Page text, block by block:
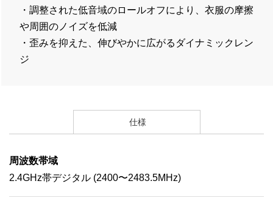
・調整された低音域のロールオフにより、衣服の摩擦
や周囲のノイズを低減
・歪みを抑えた、伸びやかに広がるダイナミックレン
ジ
仕様
周波数帯域
2.4GHz帯デジタル (2400〜2483.5MHz)